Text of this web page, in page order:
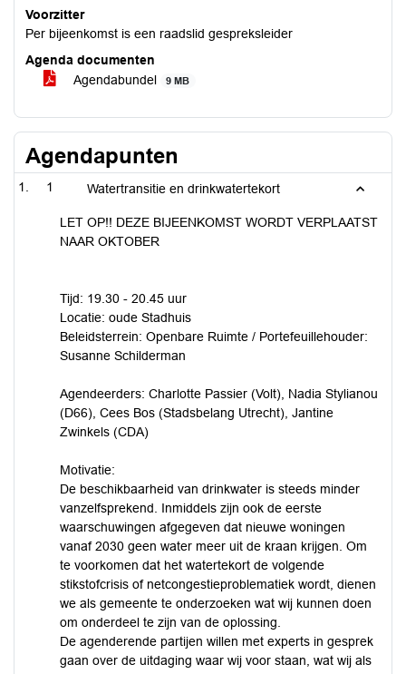
Voorzitter
Per bijeenkomst is een raadslid gespreksleider
Agenda documenten
Agendabundel
9 MB
Agendapunten
1 Watertransitie en drinkwatertekort
LET OP!! DEZE BIJEENKOMST WORDT VERPLAATST
NAAR OKTOBER
Tijd: 19.30 - 20.45 uur
Locatie: oude Stadhuis
Beleidsterrein: Openbare Ruimte / Portefeuillehouder:
Susanne Schilderman
Agendeerders: Charlotte Passier (Volt), Nadia Stylianou
(D66), Cees Bos (Stadsbelang Utrecht), Jantine
Zwinkels (CDA)
Motivatie:
De beschikbaarheid van drinkwater is steeds minder
vanzelfsprekend. Inmiddels zijn ook de eerste
waarschuwingen afgegeven dat nieuwe woningen
vanaf 2030 geen water meer uit de kraan krijgen. Om
te voorkomen dat het watertekort de volgende
stikstofcrisis of netcongestieproblematiek wordt, dienen
we als gemeente te onderzoeken wat wij kunnen doen
om onderdeel te zijn van de oplossing.
De agenderende partijen willen met experts in gesprek
gaan over de uitdaging waar wij voor staan, wat wij als